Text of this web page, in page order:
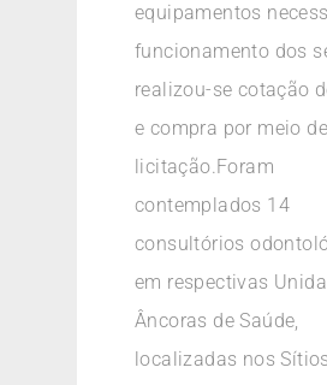
equipamentos
funcionamento dos
realizou-se cotação
e compra por meio de
licitação.Foram
contemplados 14
consultórios
em respectivas
Âncoras de Saúde,
localizadas nos